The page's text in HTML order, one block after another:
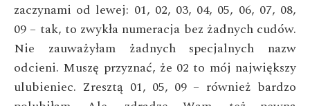
zaczynami od lewej: 01, 02, 03, 04, 05, 06, 07, 08,
09 – tak, to zwykła numeracja bez żadnych cudów.
Nie zauważyłam żadnych specjalnych nazw
odcieni. Muszę przyznać, że 02 to mój największy
ulubieniec. Zresztą 01, 05, 09 – również bardzo